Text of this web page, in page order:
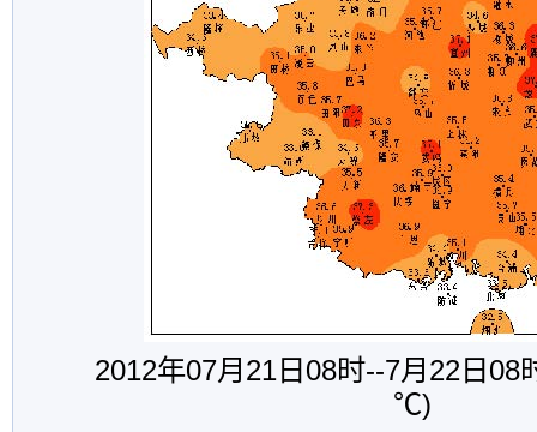
2012年07月21日08时--7月22日08
℃)